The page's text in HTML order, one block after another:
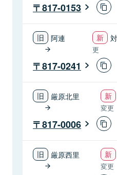
817-0153
阿連
更
817-0241
厳原北里
変更
817-0006
厳原西里
変更